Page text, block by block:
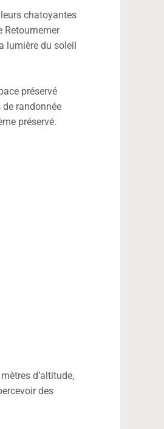
chatoyantes
Retournemer
lumière du soleil
préservé
randonnée
préservé.
d’altitude,
des